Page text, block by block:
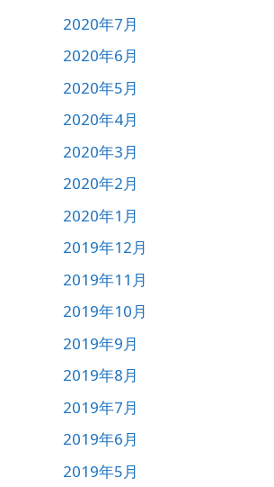
2020年7月
2020年6月
2020年5月
2020年4月
2020年3月
2020年2月
2020年1月
2019年12月
2019年11月
2019年10月
2019年9月
2019年8月
2019年7月
2019年6月
2019年5月